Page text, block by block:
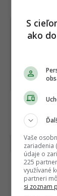
Čítajte
S
ako
Vaše
zariadenia
údaje o
225
využívané
partneri
si zoznam